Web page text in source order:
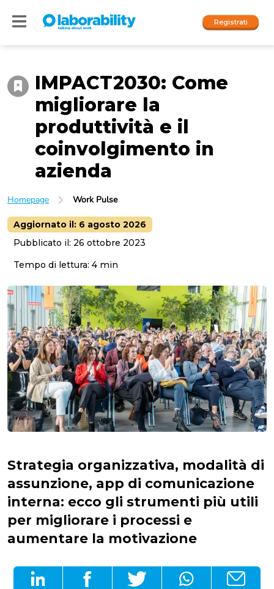
Registrati
I nostri social
Accedi
People
Company
IMPACT2030: Come
migliorare la
produttività e il
coinvolgimento in
azienda
Homepage Work Pulse
Aggiornato il: 6 agosto 2026
Pubblicato il: 26 ottobre 2023
Tempo di lettura: 4 min
Strategia organizzativa, modalità di
assunzione, app di comunicazione
interna: ecco gli strumenti più utili
per migliorare i processi e
aumentare la motivazione